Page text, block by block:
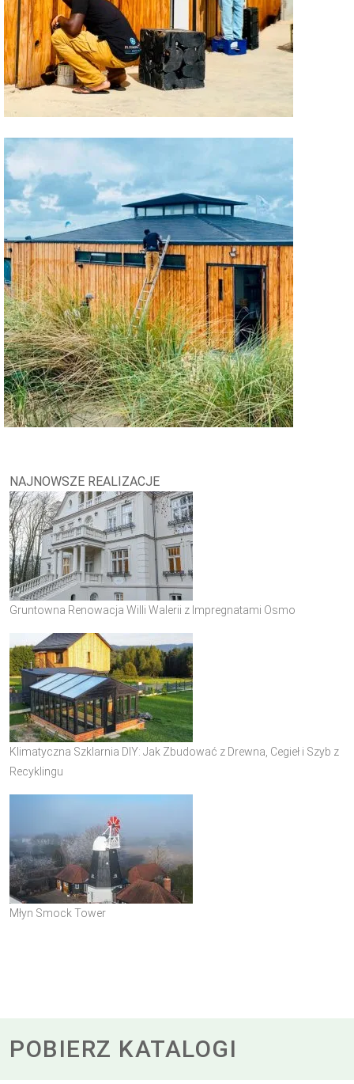
NAJNOWSZE REALIZACJE
Gruntowna Renowacja Willi Walerii z Impregnatami Osmo
Klimatyczna Szklarnia DIY: Jak Zbudować z Drewna, Cegieł i Szyb z
Recyklingu
Młyn Smock Tower
POBIERZ KATALOGI